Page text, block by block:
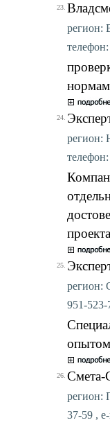
23.
регион:
24.
регион:
25.
регион:
951-
26. Смета-
регион:
37-59 ,